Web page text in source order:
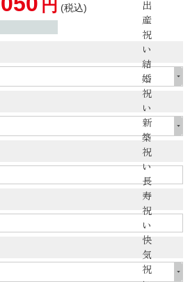
出
産
祝
い
結
婚
祝
い
新
築
祝
い
長
寿
祝
い
快
気
祝
税込